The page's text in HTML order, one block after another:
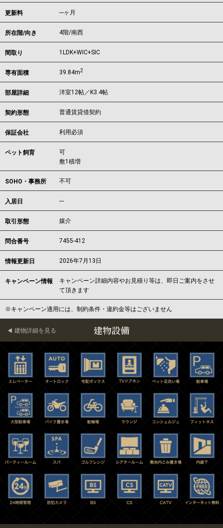
更新料 ---ヶ月
所在階/向き 4階/南西
間取り 1LDK+WIC+SIC
専有面積 39.84m2
部屋詳細 洋室12帖／K3.4帖
契約形態 普通賃貸借契約
保証会社 利用必須
ペット飼育
可
敷1積増
SOHO・事務所 不可
入居日 ---
取引形態 媒介
問合番号 7455-412
情報更新日 2026年7月13日
キャンペーン情報
キャンペーン詳細内容やお見積り等は、即日ご案内をさせ
て頂きます
※キャンペーン適用には、制約条件・違約金等はございません
建物設備
建物詳細を見る